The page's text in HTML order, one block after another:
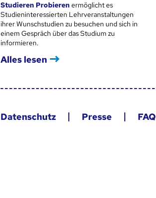
Studieren Probieren ermöglicht es
Studieninteressierten Lehrveranstaltungen
ihrer Wunschstudien zu besuchen und sich in
einem Gespräch über das Studium zu
informieren.
Alles lesen
Datenschutz Presse FAQ